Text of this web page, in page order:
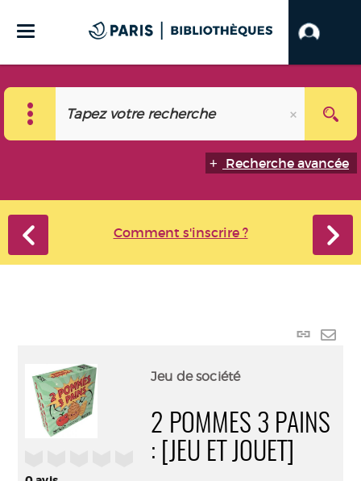
Recherche avancée
Comment s'inscrire ?
Lien
Jeu de société
2 POMMES 3 PAINS
: [JEU ET JOUET]